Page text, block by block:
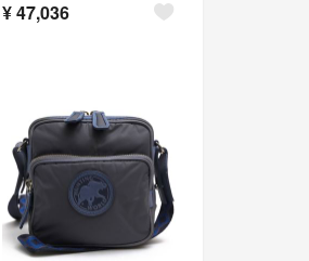
¥47,036